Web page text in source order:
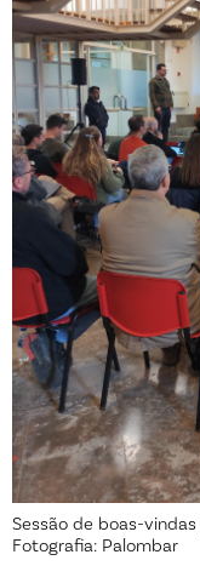
Sessão de boas-
Fotografia: Palombar